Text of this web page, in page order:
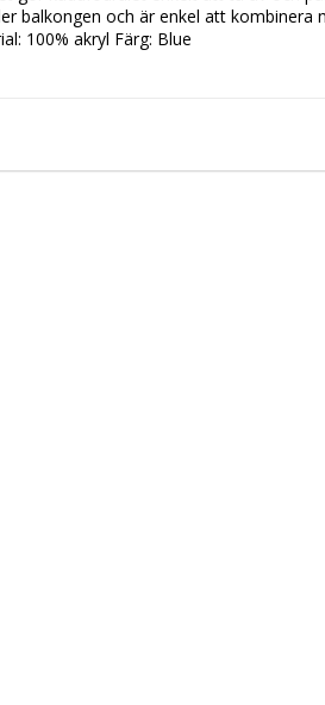
balkongen och är enkel att kombinera
100% akryl Färg: Blue